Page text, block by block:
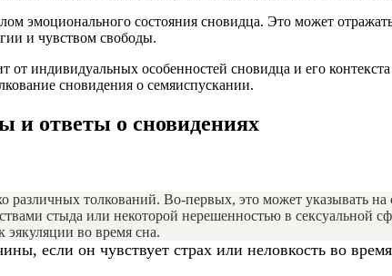
эмоционального состояния сновидца. Это может
и чувством свободы.
от индивидуальных особенностей сновидца и его
сновидения о семяиспускании.
и ответы о сновидениях
толкований. Во-первых, это может указывать
стыда или некоторой нерешенностью в сексуальной
эякуляции во время сна.
если он чувствует страх или неловкость во